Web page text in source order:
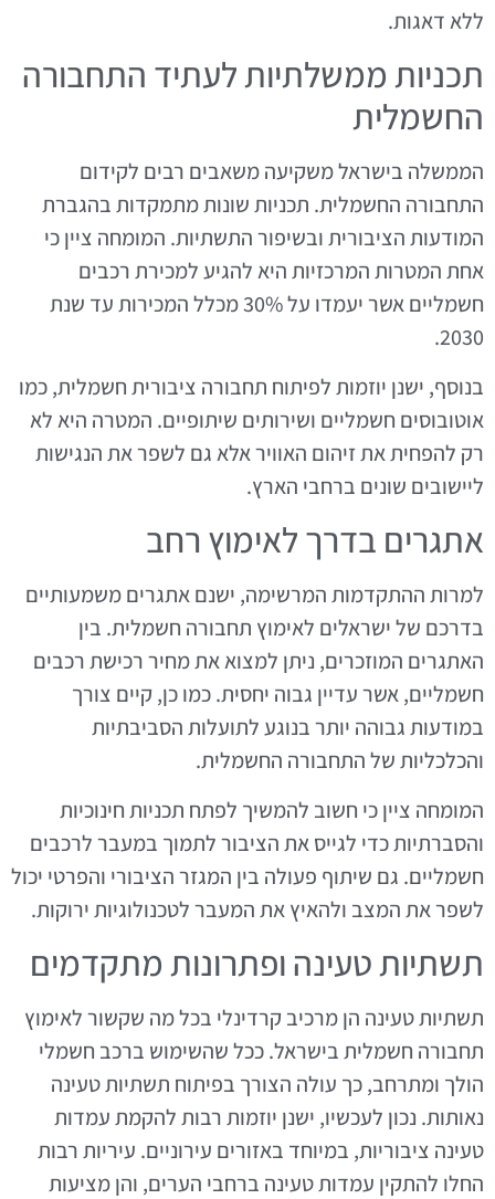
ללא דאגות.
תכניות ממשלתיות לעתיד התחבורה
החשמלית
הממשלה בישראל משקיעה משאבים רבים לקידום
התחבורה החשמלית. תכניות שונות מתמקדות בהגברת
המודעות הציבורית ובשיפור התשתיות. המומחה ציין כי
אחת המטרות המרכזיות היא להגיע למכירת רכבים
חשמליים אשר יעמדו על 30% מכלל המכירות עד שנת
2030.
בנוסף, ישנן יוזמות לפיתוח תחבורה ציבורית חשמלית, כמו
אוטובוסים חשמליים ושירותים שיתופיים. המטרה היא לא
רק להפחית את זיהום האוויר אלא גם לשפר את הנגישות
ליישובים שונים ברחבי הארץ.
אתגרים בדרך לאימוץ רחב
למרות ההתקדמות המרשימה, ישנם אתגרים משמעותיים
בדרכם של ישראלים לאימוץ תחבורה חשמלית. בין
האתגרים המוזכרים, ניתן למצוא את מחיר רכישת רכבים
חשמליים, אשר עדיין גבוה יחסית. כמו כן, קיים צורך
במודעות גבוהה יותר בנוגע לתועלות הסביבתיות
והכלכליות של התחבורה החשמלית.
המומחה ציין כי חשוב להמשיך לפתח תכניות חינוכיות
והסברתיות כדי לגייס את הציבור לתמוך במעבר לרכבים
חשמליים. גם שיתוף פעולה בין המגזר הציבורי והפרטי יכול
לשפר את המצב ולהאיץ את המעבר לטכנולוגיות ירוקות.
תשתיות טעינה ופתרונות מתקדמים
תשתיות טעינה הן מרכיב קרדינלי בכל מה שקשור לאימוץ
תחבורה חשמלית בישראל. ככל שהשימוש ברכב חשמלי
הולך ומתרחב, כך עולה הצורך בפיתוח תשתיות טעינה
נאותות. נכון לעכשיו, ישנן יוזמות רבות להקמת עמדות
טעינה ציבוריות, במיוחד באזורים עירוניים. עיריות רבות
החלו להתקין עמדות טעינה ברחבי הערים, והן מציעות